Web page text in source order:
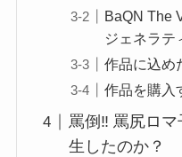
BaQN The
ジェネラテ
作品に込め
作品を購入
罵倒‼ 罵尻ロ
生したのか？